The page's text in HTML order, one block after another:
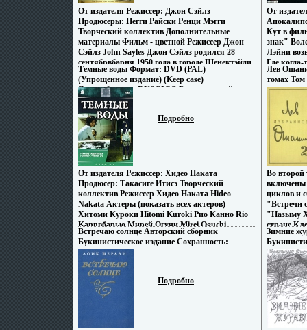
От издателя Режиссер: Джон Сэйлз
Продюсеры: Пегги Райски Ренци Мэгги
Творческий коллектив Дополнительные
материалы Фильм - цветной Режиссер Джон
Сэйлз John Sayles Джон Сэйлз родился 28
сентябрвбарня 1950 года в городе Шенектэйди
(штат Нью - Йорк, США) Окончил школу
Маунт - Плезант, а также Уильямс - колледж
по курсу психологии В середине 1970-х годов
Джон Сэйлз попробовал себя на литературном
поприще, напечатав в Актеры (показать всех
актеров) Джо Мортонвмъьч Joe Morton Билл
Коббс Bill Cobbs Розанна Картер Rosanna
Carter.
Темные воды Формат: DVD (PAL)
(Упрощенное издание) (Keep case)
Дистрибьютор: RUSCICO Региональный код:
5 Количество слоев: DVD-5 (1 слой) Звуковые
дорожки: Русский Закадровый перевод Dolby
Digital 2 0 инфо 7330x.Подробно
От издателя Режиссер: Хидео Наката
Продюсер: Такасиге Итисэ Творческий
коллектив Режиссер Хидео Наката Hideo
Nakata Актеры (показать всех актеров)
Хитоми Куроки Hitomi Kuroki Рио Канно Rio
Kannвбарыo Мирей Огучи Mirei Oguchi.
Встречаю солнце Авторский сборник
Букинистическое издание Сохранность:
Хорошая Издательство: Художественная
литература, 1983 г Твердый переплет, 224 стр
Тираж: 10000 экз Формат: 105x130 инфо 7866x.
Подробно
От
Кут в
знак"
Лэйни
Где когда-
страшное
земными
никуда
чтобы
уже
Acton
Brand
Jonathan
Лев
томах
Во второй
включены
циклов и
"Встречи
"Назыму
стране
Ошанин
городе
в семье
Москве В
год жил
Зимние
Хорошая
ISBN 5-
70x100/32